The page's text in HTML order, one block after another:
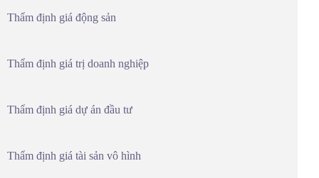
Thẩm định giá động sản
Thẩm định giá trị doanh nghiệp
Thẩm định giá dự án đầu tư
Thẩm định giá tài sản vô hình